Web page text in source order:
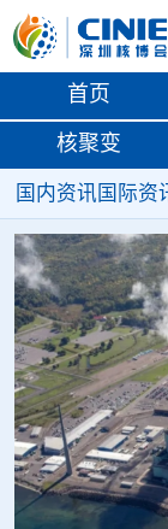
首页
核聚变
国内资讯 国际资